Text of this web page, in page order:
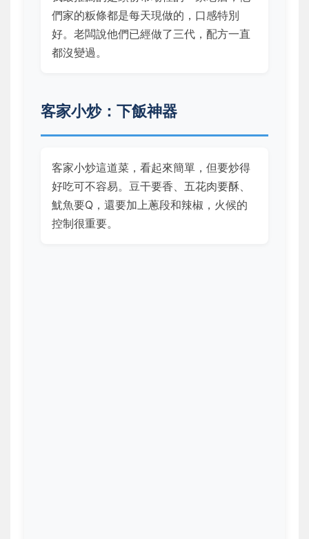
們家的粄條都是每天現做的，口感特別
好。老闆說他們已經做了三代，配方一直
都沒變過。
客家小炒：下飯神器
客家小炒這道菜，看起來簡單，但要炒得
好吃可不容易。豆干要香、五花肉要酥、
魷魚要Q，還要加上蔥段和辣椒，火候的
控制很重要。